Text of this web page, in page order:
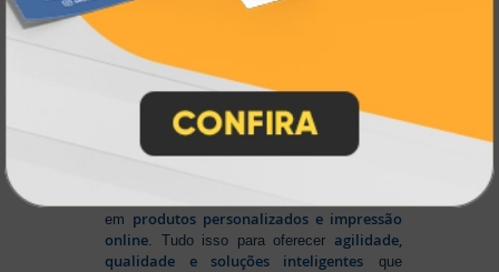
Pioneirismo e Inovação em
Impressão personalizada
Muito antes de termos como
impressão sob demanda e web to print
popularizarem, aAtual Card já estava
transformando o mercado gráfico
Nascemos digitais e seguimosinovando
em produtos personalizados e impressão
online. Tudo isso para oferecer agilidade,
qualidade e soluções inteligentes que